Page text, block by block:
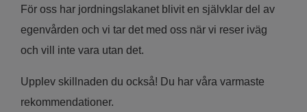
För oss har jordningslakanet blivit en självklar del av
egenvården och vi tar det med oss när vi reser iväg
och vill inte vara utan det.
Upplev skillnaden du också! Du har våra varmaste
rekommendationer.